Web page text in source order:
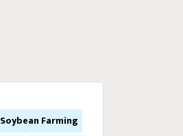
Soybean Farming